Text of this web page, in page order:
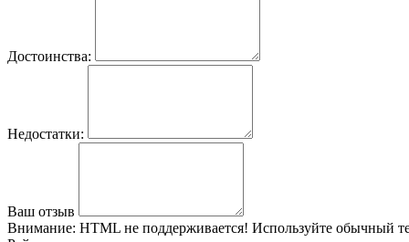
Достоинства:
Недостатки:
Ваш отзыв
Внимание: HTML не поддерживается! Используйте обычный